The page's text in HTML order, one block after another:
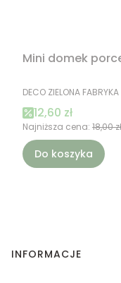
Mini domek
PRODUCENT
DECO ZIELONA FABRYKA
Cena
12,60 zł
Najniższa cena: 18,00 zł
Do koszyka
Linki w stopce
INFORMACJE